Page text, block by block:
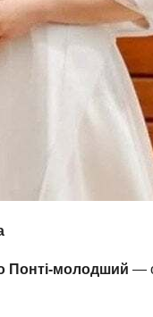
Понті-молодший —